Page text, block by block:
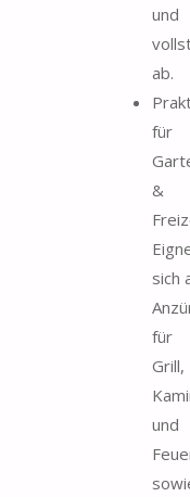
und
ab.
für
&
sich
für
Grill,
und